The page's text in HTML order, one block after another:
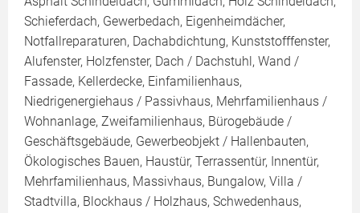
Schieferdach, Gewerbedach, Eigenheimdächer,
Notfallreparaturen, Dachabdichtung, Kunststofffenster,
Alufenster, Holzfenster, Dach / Dachstuhl, Wand /
Fassade, Kellerdecke, Einfamilienhaus,
Niedrigenergiehaus / Passivhaus, Mehrfamilienhaus /
Wohnanlage, Zweifamilienhaus, Bürogebäude /
Geschäftsgebäude, Gewerbeobjekt / Hallenbauten,
Ökologisches Bauen, Haustür, Terrassentür, Innentür,
Mehrfamilienhaus, Massivhaus, Bungalow, Villa /
Stadtvilla, Blockhaus / Holzhaus, Schwedenhaus,